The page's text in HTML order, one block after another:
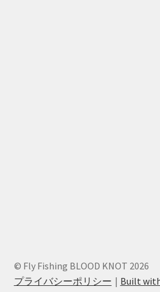
© Fly Fishing BLOOD KNOT 2026
プライバシーポリシー
Built